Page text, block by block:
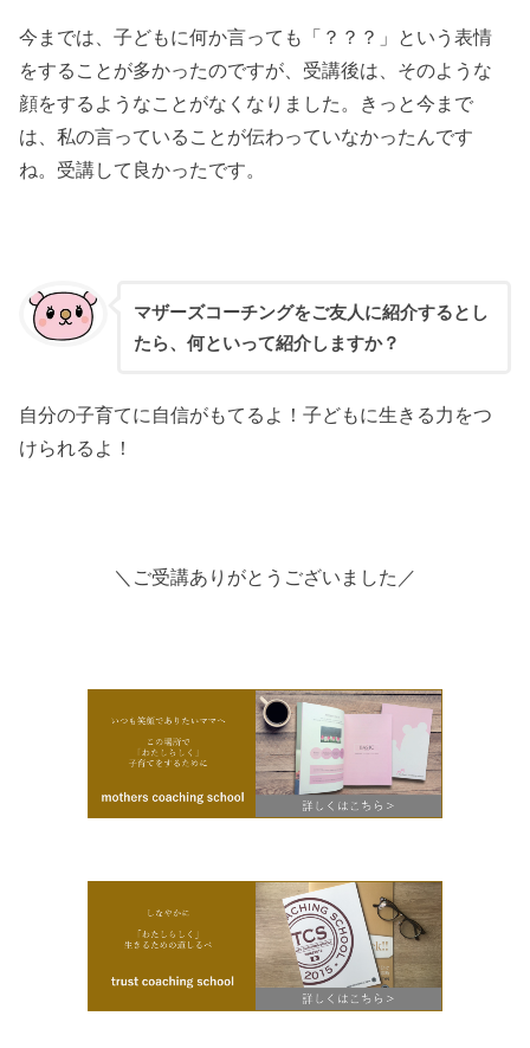
今までは、子どもに何か言っても「？？？」という表情
をすることが多かったのですが、受講後は、そのような
顔をするようなことがなくなりました。きっと今まで
は、私の言っていることが伝わっていなかったんです
ね。受講して良かったです。
マザーズコーチングをご友人に紹介するとし
たら、何といって紹介しますか？
自分の子育てに自信がもてるよ！子どもに生きる力をつ
けられるよ！
＼ご受講ありがとうございました／